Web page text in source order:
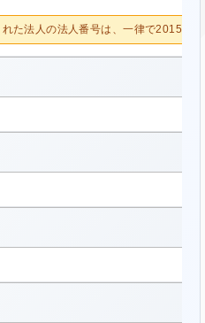
た法人の法人番号は、一律で2015/10/